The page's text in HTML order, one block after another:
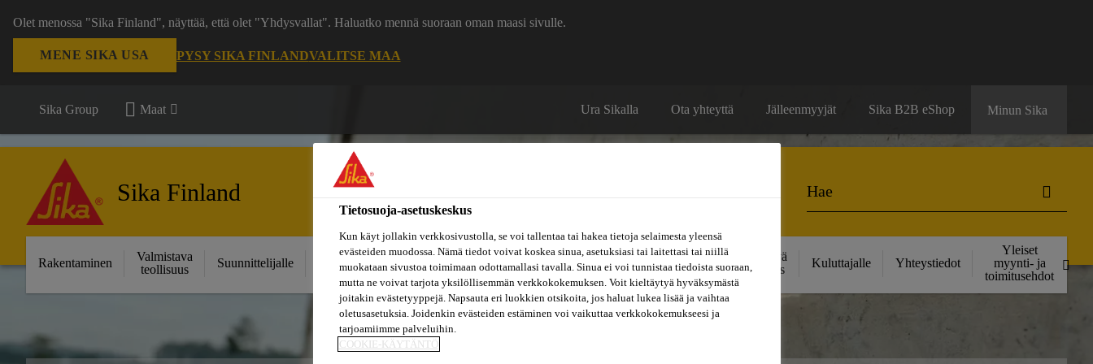
Olet menossa "Sika Finland", näyttää, että olet "Yhdysvallat". Haluatko mennä suoraan oman maasi sivulle.
MENE SIKA USA PYSY SIKA FINLANDVALITSE MAA
Sika Group Maat Ura Sikalla Ota yhteyttä Jälleenmyyjät Sika B2B eShop Minun Sika
Sika Finland
Rakentaminen
Valmistava
teollisuus
Suunnittelijalle
Ratkaisut
projekteihin
Referenssit
Inspiraatiot
ja
konseptit
Dokumenttikirjasto
Tietoa
meistä
Kestävä
kehitys
Kuluttajalle Yhteystiedot
Yleiset
myynti- ja
toimitusehdot
Tietosuoja-asetuskeskus
Kun käyt jollakin verkkosivustolla, se voi tallentaa tai hakea tietoja selaimesta yleensä
evästeiden muodossa. Nämä tiedot voivat koskea sinua, asetuksiasi tai laitettasi tai niillä
muokataan sivustoa toimimaan odottamallasi tavalla. Sinua ei voi tunnistaa tiedoista suoraan,
mutta ne voivat tarjota yksilöllisemmän verkkokokemuksen. Voit kieltäytyä hyväksymästä
joitakin evästetyyppejä. Napsauta eri luokkien otsikoita, jos haluat lukea lisää ja vaihtaa
oletusasetuksia. Joidenkin evästeiden estäminen voi vaikuttaa verkkokokemukseesi ja
tarjoamiimme palveluihin.
COOKIE-KÄYTÄNTÖ